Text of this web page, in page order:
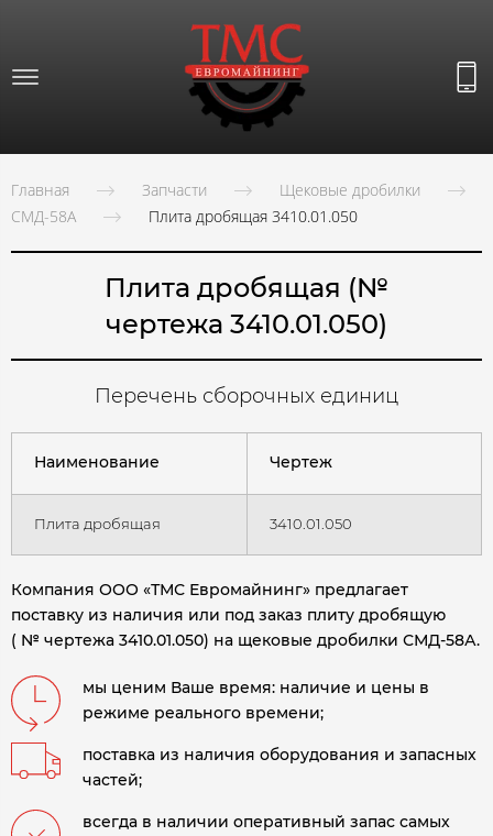
Главная Запчасти
Щековые дробилки
СМД-58А
Плита дробящая 3410.01.050
Плита дробящая (№
чертежа 3410.01.050)
Перечень сборочных единиц
Наименование Чертеж
Плита дробящая 3410.01.050
Компания ООО «ТМС Евромайнинг» предлагает
поставку из наличия или под заказ плиту дробящую
( № чертежа 3410.01.050) на щековые дробилки СМД-58А.
мы ценим Ваше время: наличие и цены в
режиме реального времени;
поставка из наличия оборудования и запасных
частей;
всегда в наличии оперативный запас самых